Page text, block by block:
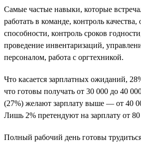
Самые частые навыки, которые
работать в команде, контроль качества,
способности, контроль сроков
проведение инвентаризаций,
персоналом, работа с оргтехникой.
Что касается зарплатных ожиданий,
что готовы получать от 30 000 до 40
(27%) желают зарплату выше — от 40
Лишь 2% претендуют на зарплату от
Полный рабочий день готовы